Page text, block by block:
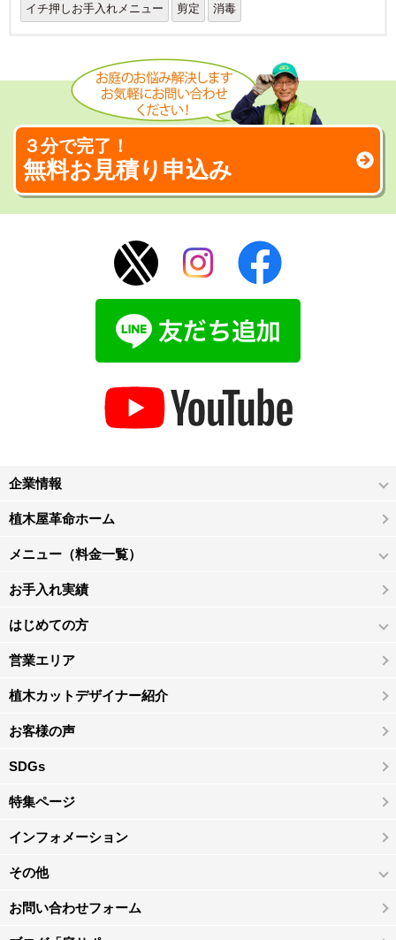
イチ押しお手入れメニュー 剪定 消毒
３分で完了！
無料お見積り申込み
企業情報
植木屋革命ホーム
メニュー（料金一覧）
お手入れ実績
はじめての方
営業エリア
植木カットデザイナー紹介
お客様の声
SDGs
特集ページ
インフォメーション
その他
お問い合わせフォーム